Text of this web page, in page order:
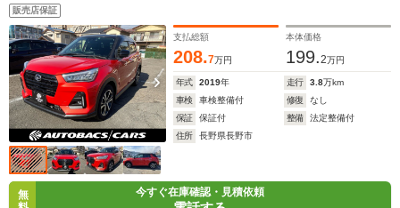
販売店保証
支払総額
208.7万円
本体価格
199.2万円
年式 2019年 走行 3.8万km
車検
車検整備付 修復
なし
保証
保証付 整備
法定整備付
住所
長野県長野市
無
今すぐ在庫確認・見積依頼